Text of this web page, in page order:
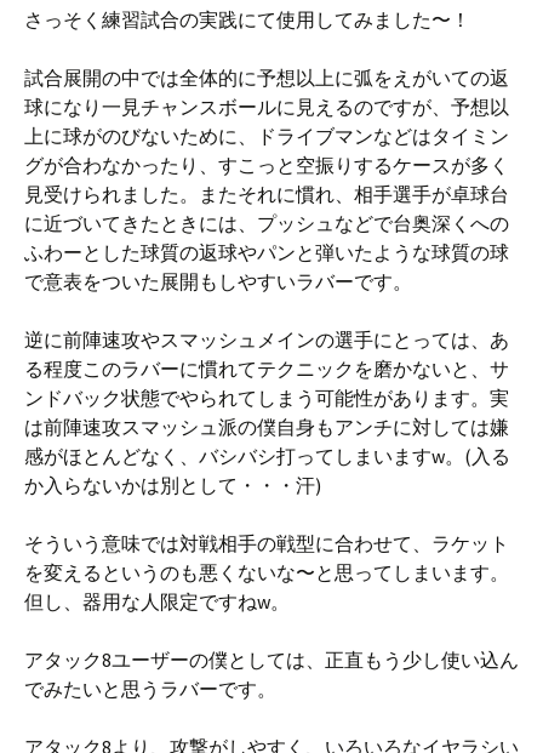
さっそく練習試合の実践にて使用してみました〜！
試合展開の中では全体的に予想以上に弧をえがいての返
球になり一見チャンスボールに見えるのですが、予想以
上に球がのびないために、ドライブマンなどはタイミン
グが合わなかったり、すこっと空振りするケースが多く
見受けられました。またそれに慣れ、相手選手が卓球台
に近づいてきたときには、プッシュなどで台奥深くへの
ふわーとした球質の返球やパンと弾いたような球質の球
で意表をついた展開もしやすいラバーです。
逆に前陣速攻やスマッシュメインの選手にとっては、あ
る程度このラバーに慣れてテクニックを磨かないと、サ
ンドバック状態でやられてしまう可能性があります。実
は前陣速攻スマッシュ派の僕自身もアンチに対しては嫌
感がほとんどなく、バシバシ打ってしまいますw。(入る
か入らないかは別として・・・汗)
そういう意味では対戦相手の戦型に合わせて、ラケット
を変えるというのも悪くないな〜と思ってしまいます。
但し、器用な人限定ですねw。
アタック8ユーザーの僕としては、正直もう少し使い込ん
でみたいと思うラバーです。
アタック8より、攻撃がしやすく、いろいろなイヤラシい